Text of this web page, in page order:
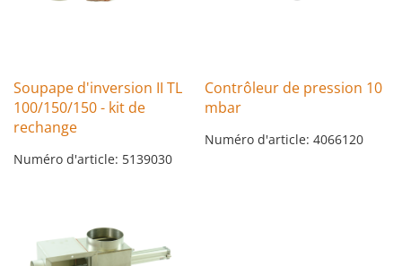
Soupape d'inversion II TL
100/150/150 - kit de
rechange
Numéro d'article: 5139030
Contrôleur de pression 10
mbar
Numéro d'article: 4066120